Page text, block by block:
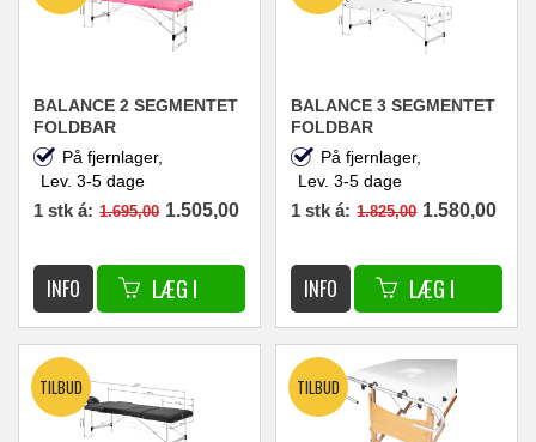
BALANCE 2 SEGMENTET
FOLDBAR
MASSAGEBRIKS I
ALUMINIUM PINK 60 X
186
På fjernlager,
Lev. 3-5 dage
1 stk á: 1.695,00 1.505,00
BALANCE 3 SEGMENTET
FOLDBAR
MASSAGEBRIKS I
ALUMINIUM HVID 60 X
186
På fjernlager,
Lev. 3-5 dage
1 stk á: 1.825,00 1.580,00